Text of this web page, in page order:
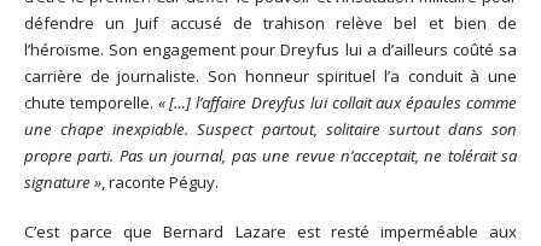
défendre un Juif accusé de trahison relève bel et bien de
l’héroïsme. Son engagement pour Dreyfus lui a d’ailleurs coûté sa
carrière de journaliste. Son honneur spirituel l’a conduit à une
chute temporelle. « […] l’affaire Dreyfus lui collait aux épaules comme
une chape inexpiable. Suspect partout, solitaire surtout dans son
propre parti. Pas un journal, pas une revue n’acceptait, ne tolérait sa
signature », raconte Péguy.
C’est parce que Bernard Lazare est resté imperméable aux